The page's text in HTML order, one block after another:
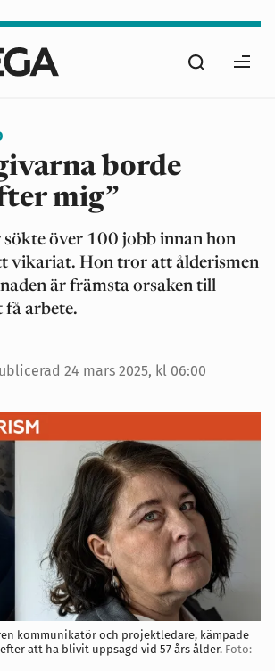
Sök
borde
mig”
över 100 jobb innan hon
vikariat. Hon tror att ålderismen
är främsta orsaken till
få arbete.
24 mars 2025, kl 06:00
kommunikatör och projektledare, kämpade
att ha blivit uppsagd vid 57 års ålder. Foto: